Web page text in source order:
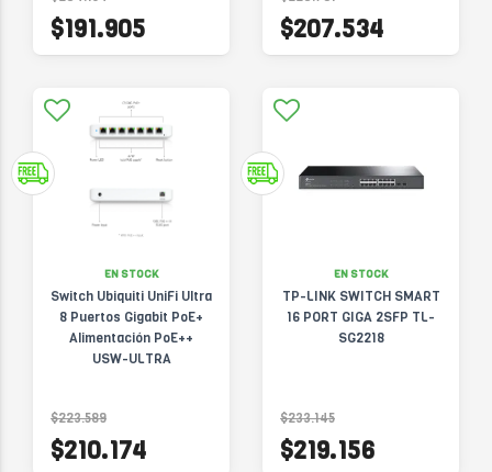
$191.905 $207.534
EN STOCK
Switch Ubiquiti UniFi Ultra
8 Puertos Gigabit PoE+
Alimentación PoE++
USW-ULTRA
$223.589
$210.174
EN STOCK
TP-LINK SWITCH SMART
16 PORT GIGA 2SFP TL-
SG2218
$233.145
$219.156